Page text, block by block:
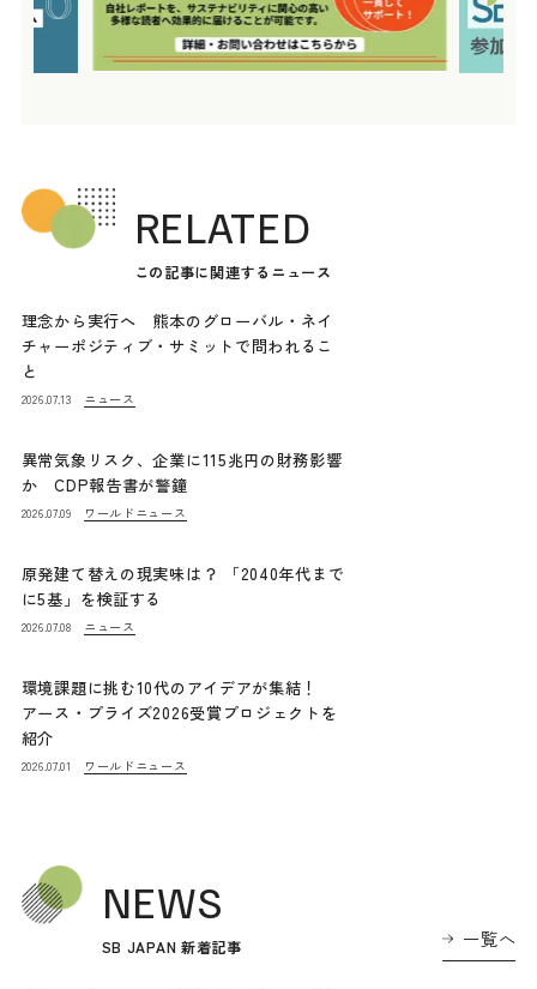
RELATED
この記事に関連するニュース
理念から実行へ 熊本のグローバル・ネイ
チャーポジティブ・サミットで問われるこ
と
2026.07.13 ニュース
異常気象リスク、企業に115兆円の財務影響
か CDP報告書が警鐘
2026.07.09 ワールドニュース
原発建て替えの現実味は？ 「2040年代まで
に5基」を検証する
2026.07.08 ニュース
環境課題に挑む10代のアイデアが集結！
アース・プライズ2026受賞プロジェクトを
紹介
2026.07.01 ワールドニュース
NEWS
SB JAPAN 新着記事 一覧へ